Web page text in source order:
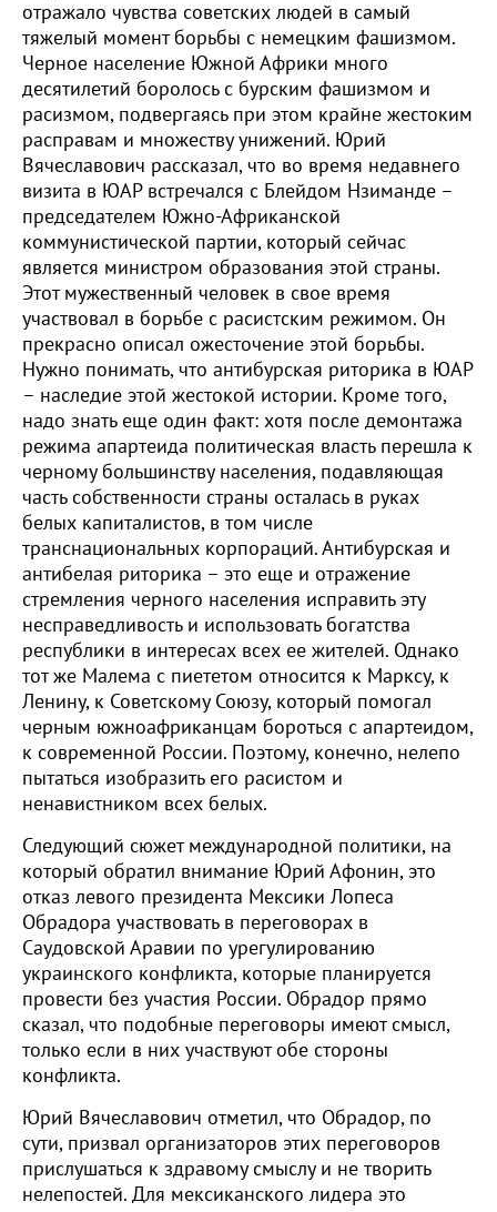
отражало чувства советских людей в самый
тяжелый момент борьбы с немецким фашизмом.
Черное население Южной Африки много
десятилетий боролось с бурским фашизмом и
расизмом, подвергаясь при этом крайне жестоким
расправам и множеству унижений. Юрий
Вячеславович рассказал, что во время недавнего
визита в ЮАР встречался с Блейдом Нзиманде –
председателем Южно-Африканской
коммунистической партии, который сейчас
является министром образования этой страны.
Этот мужественный человек в свое время
участвовал в борьбе с расистским режимом. Он
прекрасно описал ожесточение этой борьбы.
Нужно понимать, что антибурская риторика в ЮАР
– наследие этой жестокой истории. Кроме того,
надо знать еще один факт: хотя после демонтажа
режима апартеида политическая власть перешла к
черному большинству населения, подавляющая
часть собственности страны осталась в руках
белых капиталистов, в том числе
транснациональных корпораций. Антибурская и
антибелая риторика – это еще и отражение
стремления черного населения исправить эту
несправедливость и использовать богатства
республики в интересах всех ее жителей. Однако
тот же Малема с пиететом относится к Марксу, к
Ленину, к Советскому Союзу, который помогал
черным южноафриканцам бороться с апартеидом,
к современной России. Поэтому, конечно, нелепо
пытаться изобразить его расистом и
ненавистником всех белых.
Следующий сюжет международной политики, на
который обратил внимание Юрий Афонин, это
отказ левого президента Мексики Лопеса
Обрадора участвовать в переговорах в
Саудовской Аравии по урегулированию
украинского конфликта, которые планируется
провести без участия России. Обрадор прямо
сказал, что подобные переговоры имеют смысл,
только если в них участвуют обе стороны
конфликта.
Юрий Вячеславович отметил, что Обрадор, по
сути, призвал организаторов этих переговоров
прислушаться к здравому смыслу и не творить
нелепостей. Для мексиканского лидера это